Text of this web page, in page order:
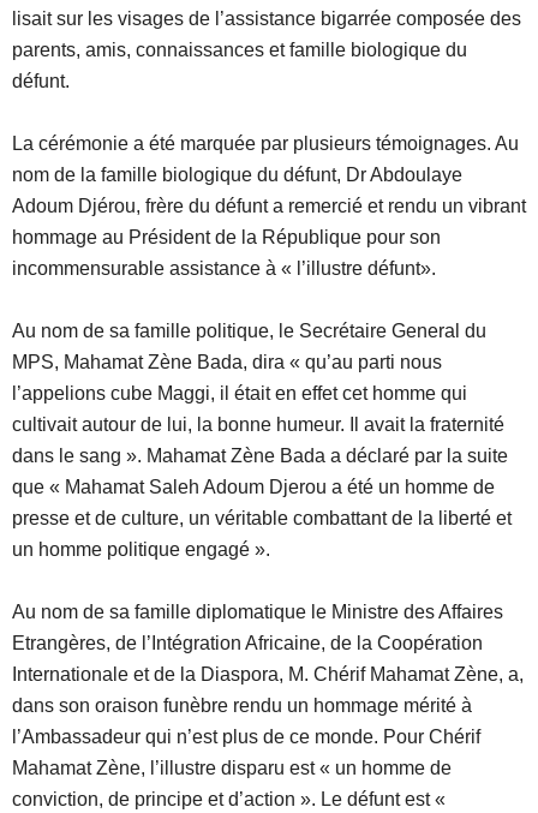
lisait sur les visages de l’assistance bigarrée composée des
parents, amis, connaissances et famille biologique du
défunt.
La cérémonie a été marquée par plusieurs témoignages. Au
nom de la famille biologique du défunt, Dr Abdoulaye
Adoum Djérou, frère du défunt a remercié et rendu un vibrant
hommage au Président de la République pour son
incommensurable assistance à « l’illustre défunt».
Au nom de sa famille politique, le Secrétaire General du
MPS, Mahamat Zène Bada, dira « qu’au parti nous
l’appelions cube Maggi, il était en effet cet homme qui
cultivait autour de lui, la bonne humeur. Il avait la fraternité
dans le sang ». Mahamat Zène Bada a déclaré par la suite
que « Mahamat Saleh Adoum Djerou a été un homme de
presse et de culture, un véritable combattant de la liberté et
un homme politique engagé ».
Au nom de sa famille diplomatique le Ministre des Affaires
Etrangères, de l’Intégration Africaine, de la Coopération
Internationale et de la Diaspora, M. Chérif Mahamat Zène, a,
dans son oraison funèbre rendu un hommage mérité à
l’Ambassadeur qui n’est plus de ce monde. Pour Chérif
Mahamat Zène, l’illustre disparu est « un homme de
conviction, de principe et d’action ». Le défunt est «